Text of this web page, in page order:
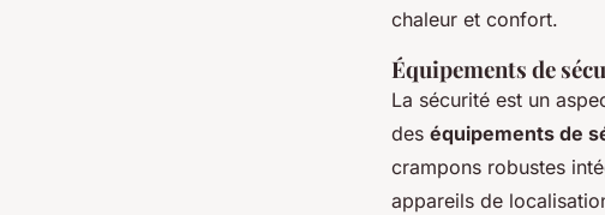
chaleur et confort.
Équipements de
La sécurité est un
des équipements de
crampons robustes
appareils de